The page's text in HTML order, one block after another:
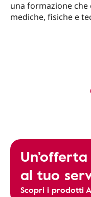
una formazione
mediche, fisiche e
al tuo
Scopri i prodotti